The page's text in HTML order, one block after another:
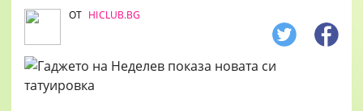
ОТ HICLUB.BG